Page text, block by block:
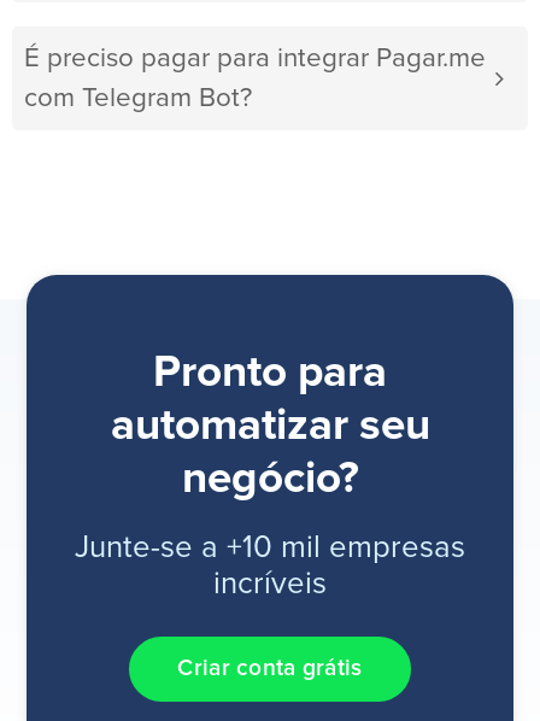
É preciso pagar para integrar Pagar.me
com Telegram Bot?
Pronto para
automatizar seu
negócio?
Junte-se a +10 mil empresas
incríveis
Criar conta grátis